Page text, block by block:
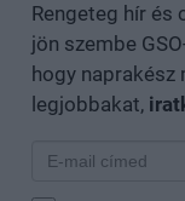
Rengeteg hír és
jön szembe
hogy naprakész
legjobbakat,